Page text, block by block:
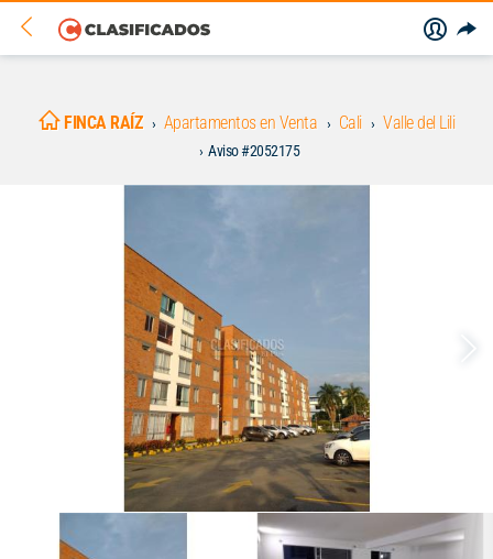
FINCA RAÍZ Apartamentos en Venta Cali Valle del Lili
Aviso #2052175